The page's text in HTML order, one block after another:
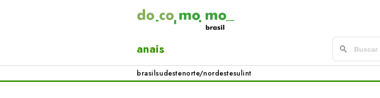
anais
brasilsudestenorte/nordestesulint